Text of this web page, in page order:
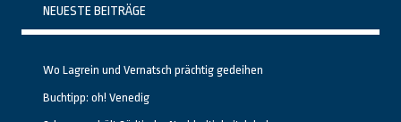
NEUESTE BEITRÄGE
Wo Lagrein und Vernatsch prächtig gedeihen
Buchtipp: oh! Venedig